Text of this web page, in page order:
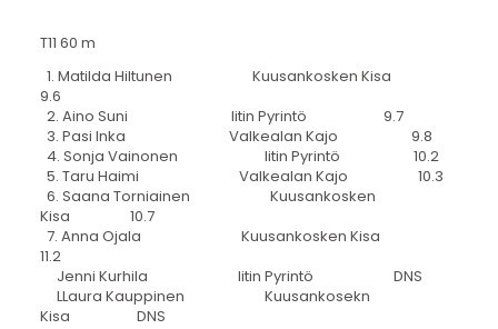
T11 60 m
1. Matilda Hiltunen Kuusankosken Kisa
9.6
2. Aino Suni Iitin Pyrintö 9.7
3. Pasi Inka Valkealan Kajo 9.8
4. Sonja Vainonen Iitin Pyrintö 10.2
5. Taru Haimi Valkealan Kajo 10.3
6. Saana Torniainen Kuusankosken
Kisa 10.7
7. Anna Ojala Kuusankosken Kisa
11.2
Jenni Kurhila Iitin Pyrintö DNS
LLaura Kauppinen Kuusankosekn
Kisa DNS